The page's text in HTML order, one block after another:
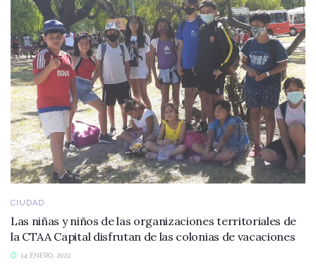
CIUDAD
Las niñas y niños de las organizaciones territoriales de
la CTAA Capital disfrutan de las colonias de vacaciones
14 ENERO, 2022